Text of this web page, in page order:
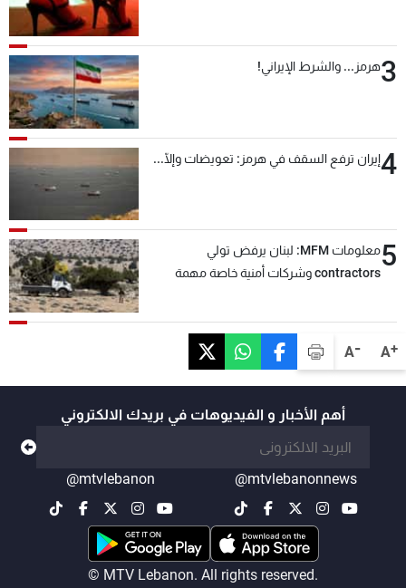
A+
A-
3هرمز... والشرط الإيراني!
4إيران ترفع السقف في هرمز: تعويضات وإلّا...
5
معلومات MFM: لبنان يرفض تولي
contractors وشركات أمنية خاصة مهمة
أهم الأخبار و الفيديوهات في بريدك الالكتروني
@mtvlebanonnews
@mtvlebanon
© MTV Lebanon. All rights reserved.